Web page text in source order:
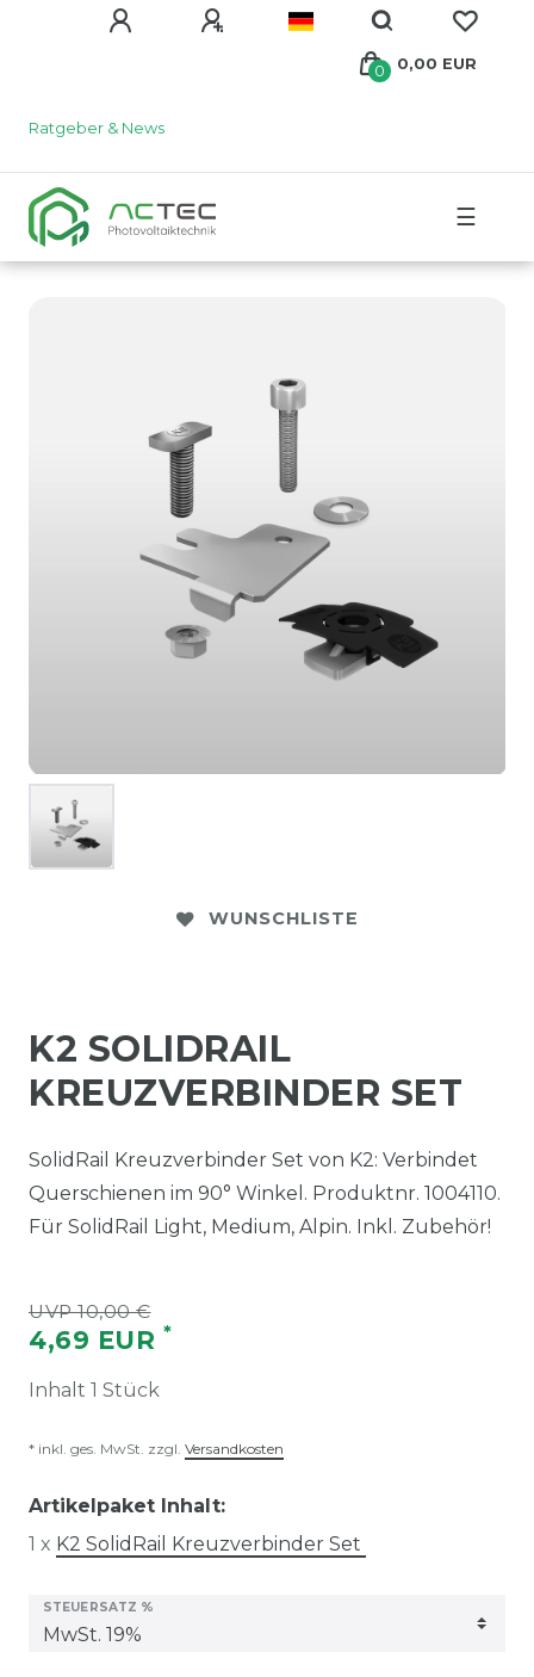
Ratgeber & News
0 0,00 EUR
☰
WUNSCHLISTE
K2 SOLIDRAIL
KREUZVERBINDER SET
SolidRail Kreuzverbinder Set von K2: Verbindet
Querschienen im 90° Winkel. Produktnr. 1004110.
Für SolidRail Light, Medium, Alpin. Inkl. Zubehör!
UVP 10,00 €
4,69 EUR *
Inhalt 1 Stück
* inkl. ges. MwSt. zzgl. Versandkosten
Artikelpaket Inhalt:
1 x K2 SolidRail Kreuzverbinder Set
STEUERSATZ %